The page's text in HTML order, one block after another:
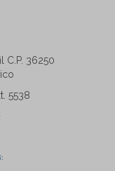
C.P. 36250
5538